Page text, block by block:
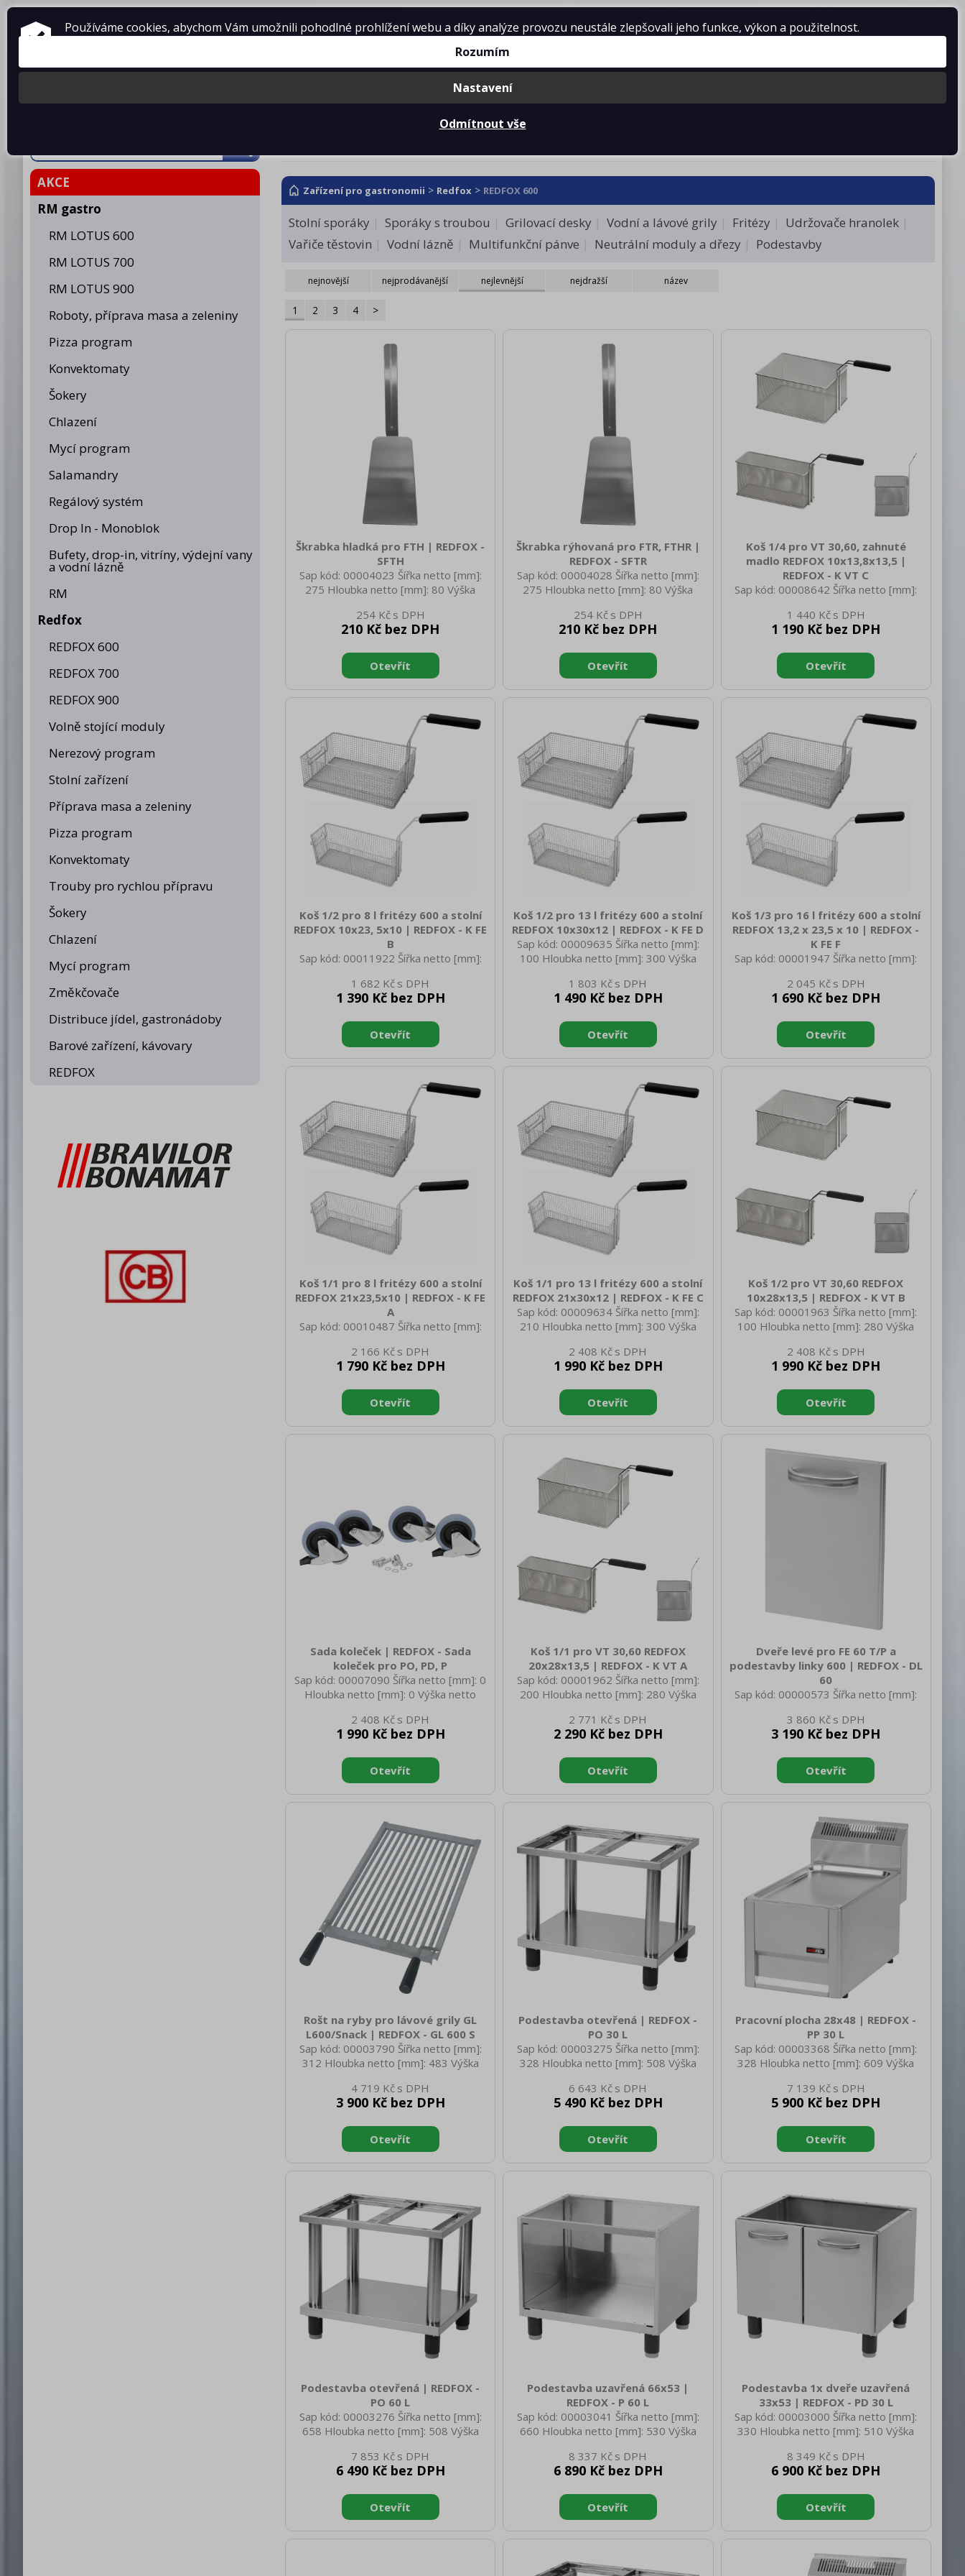
ZAŘÍZENÍ PRO GASTRONOMII
Produkty O firmě Projekty kuchyní Reference Ke stažení Kontakty
AKCE
RM gastro
RM LOTUS 600
RM LOTUS 700
RM LOTUS 900
Roboty, příprava masa a zeleniny
Pizza program
Konvektomaty
Šokery
Chlazení
Mycí program
Salamandry
Regálový systém
Drop In - Monoblok
Bufety, drop-in, vitríny, výdejní vany
a vodní lázně
RM
Redfox
REDFOX 600
REDFOX 700
REDFOX 900
Volně stojící moduly
Nerezový program
Stolní zařízení
Příprava masa a zeleniny
Pizza program
Konvektomaty
Trouby pro rychlou přípravu
Šokery
Chlazení
Mycí program
Změkčovače
Distribuce jídel, gastronádoby
Barové zařízení, kávovary
REDFOX
Zařízení pro gastronomii > Redfox > REDFOX 600
Stolní sporáky Sporáky s troubou Grilovací desky Vodní a lávové grily Fritézy
Udržovače hranolek
Vařiče těstovin
Vodní lázně Multifunkční pánve Neutrální moduly a dřezy Podestavby
nejnovější nejprodávanější nejlevnější nejdražší název
1 2 3 4 >
Škrabka hladká pro FTH | REDFOX -
SFTH
Sap kód: 00004023 Šířka netto [mm]:
275 Hloubka netto [mm]: 80 Výška
0.20 Šířka brutto [mm]: 275 Hloubka
brutto [mm]: 80 Výška brutto [mm]: 54
254 Kč
210 Kč bez DPH
Škrabka rýhovaná pro FTR, FTHR |
REDFOX - SFTR
Sap kód: 00004028 Šířka netto [mm]:
275 Hloubka netto [mm]: 80 Výška
0.20 Šířka brutto [mm]: 275 Hloubka
brutto [mm]: 80 Výška brutto [mm]: 54
254 Kč
210 Kč bez DPH
Koš 1/4 pro VT 30,60, zahnuté
madlo REDFOX 10x13,8x13,5 |
REDFOX - K VT C
Sap kód: 00008642 Šířka netto [mm]:
netto [mm]: 135 Hmotnost netto [kg]:
0.30 Šířka brutto [mm]: 100 Hloubka
135 Hmotnost brutto [kg]: 0.50
1 440 Kč
1 190 Kč bez DPH
Koš 1/2 pro 8 l fritézy 600 a stolní
REDFOX 10x23, 5x10 | REDFOX - K FE
B
Sap kód: 00011922 Šířka netto [mm]:
netto [mm]: 100 Hmotnost netto [kg]:
0.50 Šířka brutto [mm]: 100 Hloubka
100 Hmotnost brutto [kg]: 0.70
Rozměr koše [mm]: 100 x 235 x 100
1 682 Kč
1 390 Kč bez DPH
Koš 1/2 pro 13 l fritézy 600 a stolní
REDFOX 10x30x12 | REDFOX - K FE D
Sap kód: 00009635 Šířka netto [mm]:
100 Hloubka netto [mm]: 300 Výška
0.50 Šířka brutto [mm]: 100 Hloubka
brutto [mm]: 300 Výška brutto [mm]:
Rozměr koše [mm]: 100 x 300 x 120
1 803 Kč
1 490 Kč bez DPH
Koš 1/3 pro 16 l fritézy 600 a stolní
REDFOX 13,2 x 23,5 x 10 | REDFOX -
K FE F
Sap kód: 00001947 Šířka netto [mm]:
netto [mm]: 100 Hmotnost netto [kg]:
0.50 Šířka brutto [mm]: 132 Hloubka
100 Hmotnost brutto [kg]: 0.70
Rozměr koše [mm]: 130 x 235 x 100
2 045 Kč
1 690 Kč bez DPH
Koš 1/1 pro 8 l fritézy 600 a stolní
REDFOX 21x23,5x10 | REDFOX - K FE
A
Sap kód: 00010487 Šířka netto [mm]:
netto [mm]: 100 Hmotnost netto [kg]:
0.70 Šířka brutto [mm]: 210 Hloubka
100 Hmotnost brutto [kg]: 0.90
Rozměr koše [mm]: 210 x 235 x 100
2 166 Kč
1 790 Kč bez DPH
Koš 1/1 pro 13 l fritézy 600 a stolní
REDFOX 21x30x12 | REDFOX - K FE C
Sap kód: 00009634 Šířka netto [mm]:
210 Hloubka netto [mm]: 300 Výška
0.74 Šířka brutto [mm]: 210 Hloubka
brutto [mm]: 300 Výška brutto [mm]:
Rozměr koše [mm]: 210 x 300 x 120
2 408 Kč
1 990 Kč bez DPH
Koš 1/2 pro VT 30,60 REDFOX
10x28x13,5 | REDFOX - K VT B
Sap kód: 00001963 Šířka netto [mm]:
100 Hloubka netto [mm]: 280 Výška
0.60 Šířka brutto [mm]: 100 Hloubka
brutto [mm]: 280 Výška brutto [mm]:
2 408 Kč
1 990 Kč bez DPH
Sada koleček | REDFOX - Sada
koleček pro PO, PD, P
Sap kód: 00007090 Šířka netto [mm]: 0
Hloubka netto [mm]: 0 Výška netto
Šířka brutto [mm]: 230 Hloubka brutto
[mm]: 230 Výška brutto [mm]: 290
2 408 Kč
1 990 Kč bez DPH
Koš 1/1 pro VT 30,60 REDFOX
20x28x13,5 | REDFOX - K VT A
Sap kód: 00001962 Šířka netto [mm]:
200 Hloubka netto [mm]: 280 Výška
1.20 Šířka brutto [mm]: 200 Hloubka
brutto [mm]: 280 Výška brutto [mm]:
2 771 Kč
2 290 Kč bez DPH
Dveře levé pro FE 60 T/P a
podestavby linky 600 | REDFOX - DL
60
Sap kód: 00000573 Šířka netto [mm]:
[mm]: 435 Hmotnost netto [kg]: 3.00
Šířka brutto [mm]: 335 Hloubka brutto
Hmotnost brutto [kg]: 3.50 Materiál:
AISI 430
3 860 Kč
3 190 Kč bez DPH
Rošt na ryby pro lávové grily GL
L600/Snack | REDFOX - GL 600 S
Sap kód: 00003790 Šířka netto [mm]:
312 Hloubka netto [mm]: 483 Výška
4.50 Šířka brutto [mm]: 235 Hloubka
brutto [mm]: 600 Výška brutto [mm]:
4 719 Kč
3 900 Kč bez DPH
Podestavba otevřená | REDFOX -
PO 30 L
Sap kód: 00003275 Šířka netto [mm]:
328 Hloubka netto [mm]: 508 Výška
8.50 Šířka brutto [mm]: 340 Hloubka
brutto [mm]: 520 Výška brutto [mm]:
Materiál: Nerez Nastavitelné nožičky:
Ano Konstrukční typ zařízení 3:
Otevřená Typ vlastností zařízení:
Stacionární Agregát: Ne
6 643 Kč
5 490 Kč bez DPH
Pracovní plocha 28x48 | REDFOX -
PP 30 L
Sap kód: 00003368 Šířka netto [mm]:
328 Hloubka netto [mm]: 609 Výška
6.00 Šířka brutto [mm]: 650 Hloubka
brutto [mm]: 366 Výška brutto [mm]:
Materiál: AISI 304 vrchní deska, AISI
430 opláštění
7 139 Kč
5 900 Kč bez DPH
Podestavba otevřená | REDFOX -
PO 60 L
Sap kód: 00003276 Šířka netto [mm]:
658 Hloubka netto [mm]: 508 Výška
19.50 Šířka brutto [mm]: 670 Hloubka
brutto [mm]: 520 Výška brutto [mm]:
Materiál: Nerez Nastavitelné nožičky:
Ano Konstrukční typ zařízení 3:
Otevřená Typ vlastností zařízení:
7 853 Kč
6 490 Kč bez DPH
Podestavba uzavřená 66x53 |
REDFOX - P 60 L
Sap kód: 00003041 Šířka netto [mm]:
660 Hloubka netto [mm]: 530 Výška
19.50 Šířka brutto [mm]: 700 Hloubka
brutto [mm]: 610 Výška brutto [mm]:
Materiál: Nerez Nastavitelné nožičky:
Ano Konstrukční typ zařízení 3:
Uzavřená Typ vlastností zařízení:
00006187000061960000619500007090
8 337 Kč
6 890 Kč bez DPH
Podestavba 1x dveře uzavřená
33x53 | REDFOX - PD 30 L
Sap kód: 00003000 Šířka netto [mm]:
330 Hloubka netto [mm]: 510 Výška
10.00 Šířka brutto [mm]: 370 Hloubka
brutto [mm]: 610 Výška brutto [mm]:
Materiál: Nerez Nastavitelné nožičky:
Ano Konstrukční typ zařízení 3:
Uzavřená Typ vlastností zařízení:
Stacionární Agregát: Ne
8 349 Kč
6 900 Kč bez DPH
Používáme cookies, abychom Vám umožnili pohodlné prohlížení webu a díky analýze provozu neustále zlepšovali jeho funkce, výkon a použitelnost.
Rozumím
Nastavení
Odmítnout vše